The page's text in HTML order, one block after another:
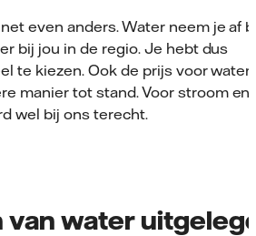
even anders. Water neem je af
bij jou in de regio. Je hebt dus
te kiezen. Ook de prijs voor water
manier tot stand. Voor stroom en
wel bij ons terecht.
van water